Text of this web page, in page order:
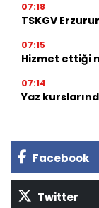
07:18
TSKGV
07:15
Hizmet ettiği
07:14
Yaz
Facebook
Twitter